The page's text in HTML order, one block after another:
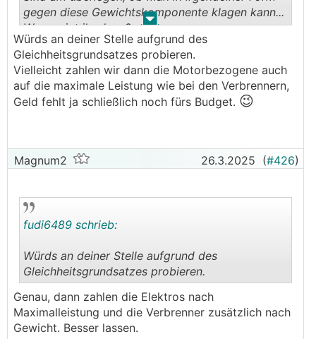
. .
gegen diese Gewichtskomponente klagen kann...
Was meint ihr dazu?
Würds an deiner Stelle aufgrund des
Gleichheitsgrundsatzes probieren.
Vielleicht zahlen wir dann die Motorbezogene auch
auf die maximale Leistung wie bei den Verbrennern,
Geld fehlt ja schließlich noch fürs Budget. 😉
Magnum2 26.3.2025 (#426)
..
fudi6489 schrieb:
Würds an deiner Stelle aufgrund des
Gleichheitsgrundsatzes probieren.
Genau, dann zahlen die Elektros nach
Maximalleistung und die Verbrenner zusätzlich nach
Gewicht. Besser lassen.